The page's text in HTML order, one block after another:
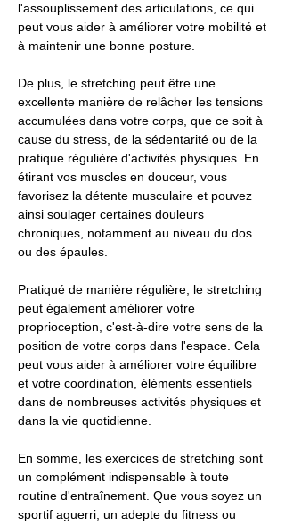
l'assouplissement des articulations, ce qui
peut vous aider à améliorer votre mobilité et
à maintenir une bonne posture.
De plus, le stretching peut être une
excellente manière de relâcher les tensions
accumulées dans votre corps, que ce soit à
cause du stress, de la sédentarité ou de la
pratique régulière d'activités physiques. En
étirant vos muscles en douceur, vous
favorisez la détente musculaire et pouvez
ainsi soulager certaines douleurs
chroniques, notamment au niveau du dos
ou des épaules.
Pratiqué de manière régulière, le stretching
peut également améliorer votre
proprioception, c'est-à-dire votre sens de la
position de votre corps dans l'espace. Cela
peut vous aider à améliorer votre équilibre
et votre coordination, éléments essentiels
dans de nombreuses activités physiques et
dans la vie quotidienne.
En somme, les exercices de stretching sont
un complément indispensable à toute
routine d'entraînement. Que vous soyez un
sportif aguerri, un adepte du fitness ou